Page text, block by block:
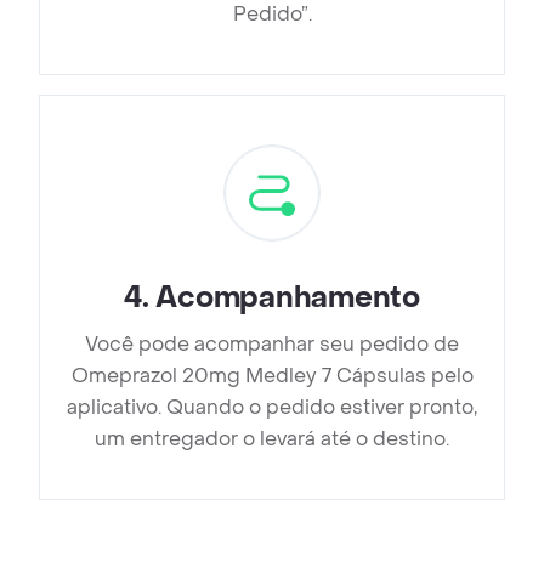
Pedido”.
4.Acompanhamento
Você pode acompanhar seu pedido de
Omeprazol 20mg Medley 7 Cápsulas pelo
aplicativo. Quando o pedido estiver pronto,
um entregador o levará até o destino.